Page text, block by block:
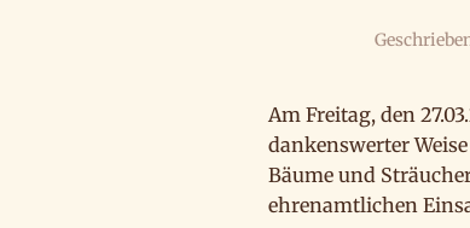
Am Freitag, den
dankenswerter
Bäume und
ehrenamtlichen